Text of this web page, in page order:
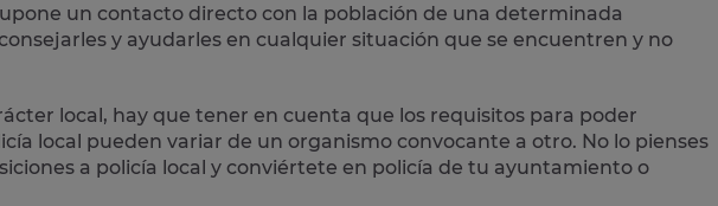
un contacto directo con la población de una determinada
y ayudarles en cualquier situación que se encuentren y no
local, hay que tener en cuenta que los requisitos para poder
local pueden variar de un organismo convocante a otro. No lo pienses
a policía local y conviértete en policía de tu ayuntamiento o